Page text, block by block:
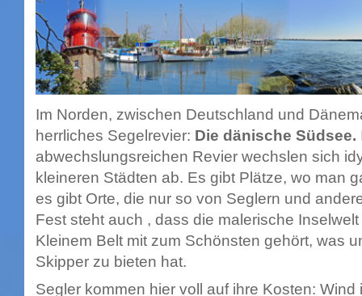
Im Norden, zwischen Deutschland und
herrliches Segelrevier: Die dänische Südsee.
abwechslungsreichen Revier wechslen sich
kleineren Städten ab. Es gibt Plätze, wo man
es gibt Orte, die nur so von Seglern und
Fest steht auch , dass die malerische
Kleinem Belt mit zum Schönsten gehört, was
Skipper zu bieten hat.
Segler kommen hier voll auf ihre Kosten: